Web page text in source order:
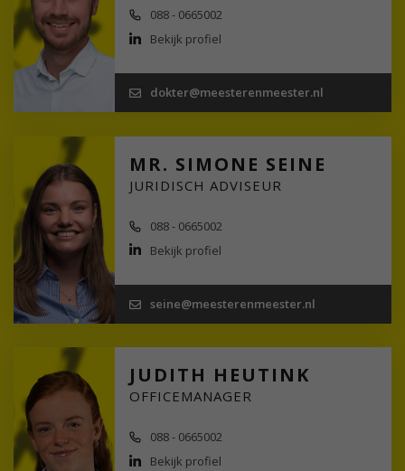
088 - 0665002
Bekijk profiel
dokter@meesterenmeester.nl
MR. SIMONE SEINE
JURIDISCH ADVISEUR
088 - 0665002
Bekijk profiel
seine@meesterenmeester.nl
JUDITH HEUTINK
OFFICEMANAGER
088 - 0665002
Bekijk profiel